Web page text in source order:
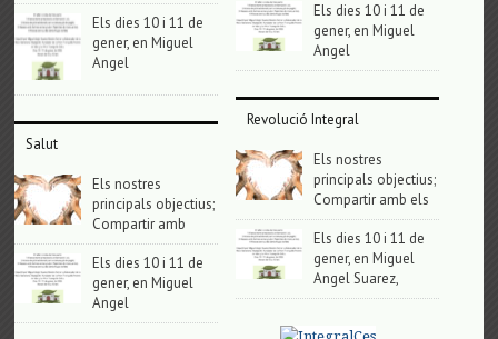
Els dies 10 i 11 de
gener, en Miguel
Angel
Salut
Els nostres
principals objectius;
Compartir amb
Els dies 10 i 11 de
gener, en Miguel
Angel
Els dies 10 i 11 de
gener, en Miguel
Angel
Revolució Integral
Els nostres
principals objectius;
Compartir amb els
Els dies 10 i 11 de
gener, en Miguel
Angel Suarez,